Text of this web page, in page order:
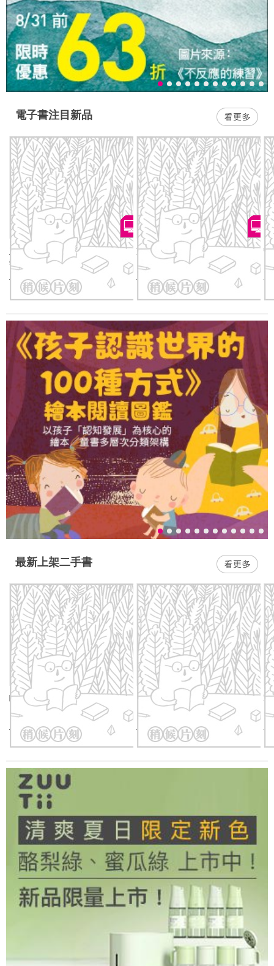
電子書注目新品
王可樂的日語練功房：N5句
型及聽寫練習寶典
優惠價：75折300元
冷面天使 典藏版（05）
優惠價：75折240元
最新上架二手書
噗拉噗拉國在哪裡？
二手價：44折166元
白頭猶自在天涯
二手價：44折196元